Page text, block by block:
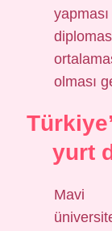
olması
yurt
Mavi